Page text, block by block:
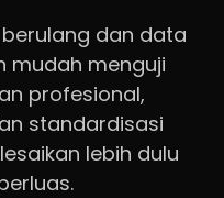
dan data
mudah menguji
profesional,
standardisasi
lebih dulu